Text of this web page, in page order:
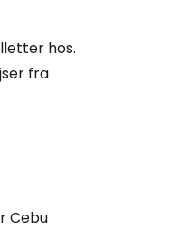
hos.
fra
Cebu